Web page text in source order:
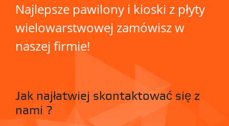
Najlepsze pawilony i kioski z płyty
wielowarstwowej zamówisz w
naszej firmie!
Jak najłatwiej skontaktować się z
nami ?